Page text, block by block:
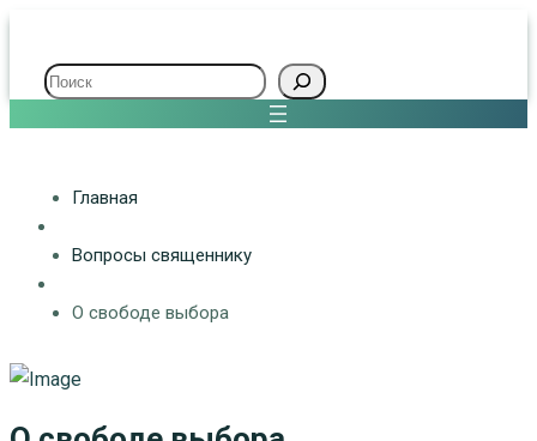
Поиск
Главная
Вопросы священнику
О свободе выбора